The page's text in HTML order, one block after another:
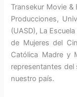
Transekur Movie
Producciones,
(UASD), La
de Mujeres del
Católica Madre y
representantes
nuestro país.